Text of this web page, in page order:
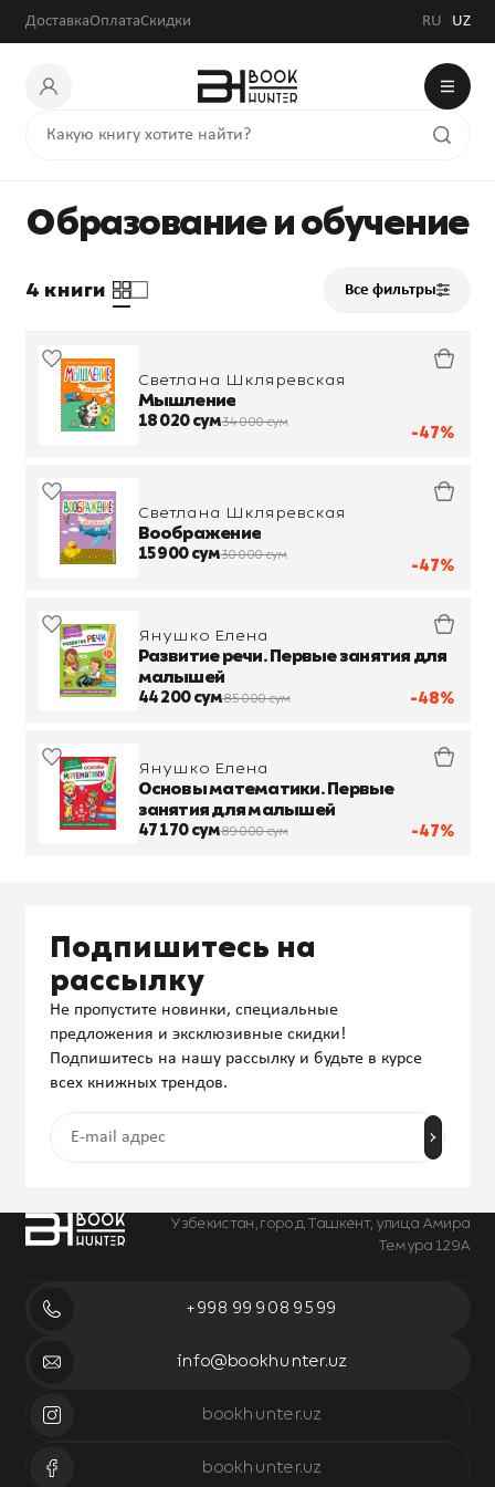
ДоставкаОплатаСкидки RU UZ
Образование и обучение
4 книги Все фильтры
-47%
Светлана Шкляревская
Мышление
18 020 сум34 000 сум
-47%
Светлана Шкляревская
Воображение
15 900 сум30 000 сум
-48%
Янушко Елена
Развитие речи. Первые занятия для
малышей
44 200 сум85 000 сум
-47%
Янушко Елена
Основы математики. Первые
занятия для малышей
47 170 сум89 000 сум
Узбекистан, город Ташкент, улица Амира
Темура 129А
+998 99 908 95 99
info@bookhunter.uz
bookhunter.uz
bookhunter.uz
Подпишитесь на
рассылку
Не пропустите новинки, специальные
предложения и эксклюзивные скидки!
Подпишитесь на нашу рассылку и будьте в курсе
всех книжных трендов.